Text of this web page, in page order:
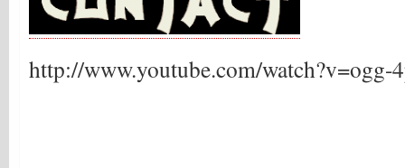
http://www.youtube.com/watch?v=ogg-